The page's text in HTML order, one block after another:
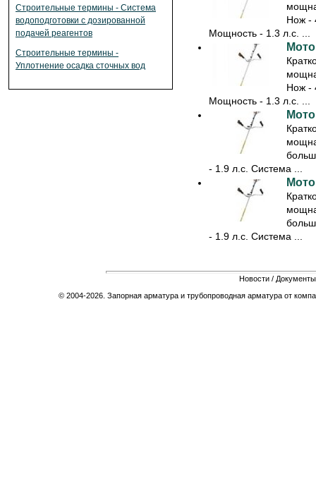
Строительные термины - Система
водоподготовки с дозированной
подачей реагентов
Строительные термины -
Уплотнение осадка сточных вод
Нож -
Мощность - 1.3 л.с. ...
Нож -
Мощность - 1.3 л.с. ...
- 1.9 л.с. Система ...
- 1.9 л.с. Система ...
Новости / Документы
© 2004-2026. Запорная арматура и трубопроводная арматура от